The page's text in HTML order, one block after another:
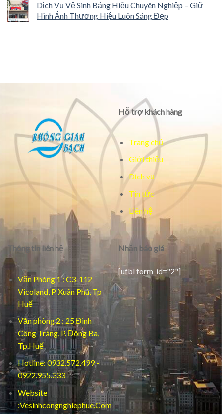
Dịch Vụ Vệ Sinh Bảng Hiệu Chuyên Nghiệp – Giữ
Hình Ảnh Thương Hiệu Luôn Sáng Đẹp
Hỗ trợ khách hàng
Trang chủ
Giới thiệu
Dịch vụ
Tin tức
Liên hệ
Thông tin liên hệ
Văn Phòng 1 : C3-112
Vicoland, P. Xuân Phú, Tp
Huế
Văn phòng 2 : 25 Đinh
Công Tráng, P. Đông Ba,
Tp.Huế
Hotline: 0932.572.499 -
0922.955.333
Website
:Vesinhcongnghiephue.Com
Nhận báo giá
[ufbl form_id="2"]